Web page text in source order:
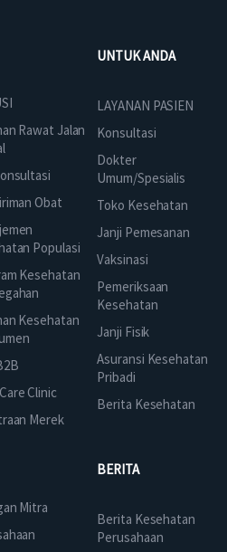
Rawat Jalan
Obat
Populasi
Kesehatan
Kesehatan
Clinic
Merek
UNTUK ANDA
LAYANAN PASIEN
Konsultasi
Dokter
Umum/Spesialis
Toko Kesehatan
Janji Pemesanan
Vaksinasi
Pemeriksaan
Kesehatan
Janji Fisik
Asuransi Kesehatan
Pribadi
Berita Kesehatan
Mitra
BERITA
Berita Kesehatan
Perusahaan